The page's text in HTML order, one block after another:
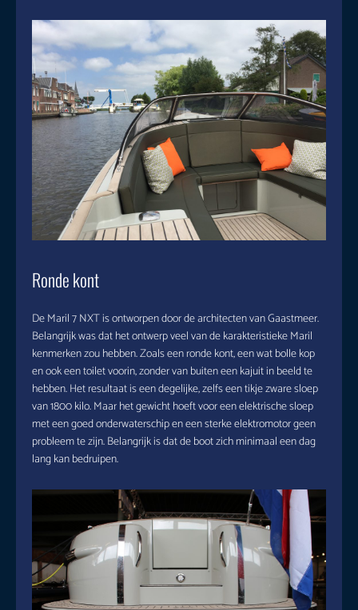
Ronde kont
De Maril 7 NXT is ontworpen door de architecten van Gaastmeer.
Belangrijk was dat het ontwerp veel van de karakteristieke Maril
kenmerken zou hebben. Zoals een ronde kont, een wat bolle kop
en ook een toilet voorin, zonder van buiten een kajuit in beeld te
hebben. Het resultaat is een degelijke, zelfs een tikje zware sloep
van 1800 kilo. Maar het gewicht hoeft voor een elektrische sloep
met een goed onderwaterschip en een sterke elektromotor geen
probleem te zijn. Belangrijk is dat de boot zich minimaal een dag
lang kan bedruipen.